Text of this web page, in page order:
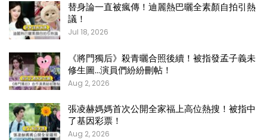
替身論一直被瘋傳！迪麗熱巴曬全素顏自拍引熱
議！
Jul 18, 2026
《將門獨后》殺青曬合照後續！被指發孟子義未
修生圖…演員們紛紛刪帖！
Aug 2, 2026
張凌赫媽媽首次公開全家福上高位熱搜！被指中
了基因彩票！
Aug 2, 2026